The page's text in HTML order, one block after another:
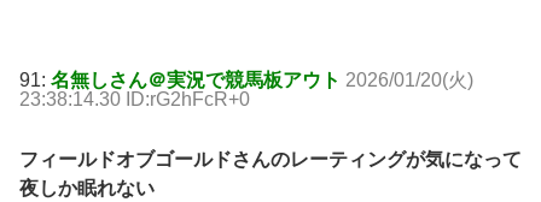
91: 名無しさん＠実況で競馬板アウト 2026/01/20(火)
23:38:14.30 ID:rG2hFcR+0
フィールドオブゴールドさんのレーティングが気になって
夜しか眠れない